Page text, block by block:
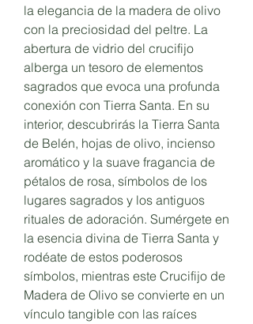
la elegancia de la madera de olivo
con la preciosidad del peltre. La
abertura de vidrio del crucifijo
alberga un tesoro de elementos
sagrados que evoca una profunda
conexión con Tierra Santa. En su
interior, descubrirás la Tierra Santa
de Belén, hojas de olivo, incienso
aromático y la suave fragancia de
pétalos de rosa, símbolos de los
lugares sagrados y los antiguos
rituales de adoración. Sumérgete en
la esencia divina de Tierra Santa y
rodéate de estos poderosos
símbolos, mientras este Crucifijo de
Madera de Olivo se convierte en un
vínculo tangible con las raíces